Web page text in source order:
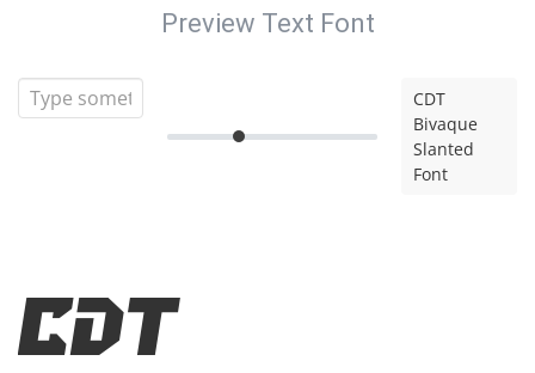
Preview Text Font
CDT
Bivaque
Slanted
Font
CDT